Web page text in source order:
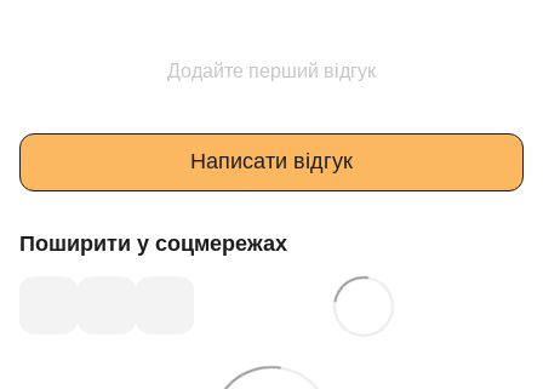
Додайте перший відгук
Написати відгук
Поширити у соцмережах